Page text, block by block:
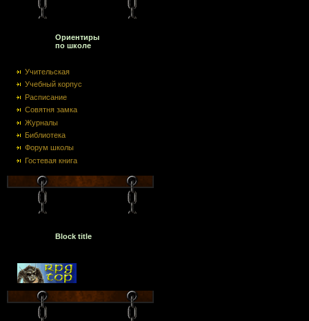
Ориентиры
по школе
Учительская
Учебный корпус
Расписание
Совятня замка
Журналы
Библиотека
Форум школы
Гостевая книга
Block title